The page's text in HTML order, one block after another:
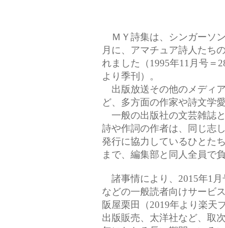
ＭＹ詩集は、シンガーソ
月に、アマチュア詩人たち
れました（1995年11月号＝
より季刊）。
出版放送その他のメディ
ど、多方面の作家や詩文学
一般の出版社の文芸雑誌
詩や作詞の作者は、同じ志
発行に協力しているひとた
まで、編集部と同人全員で
諸事情により、2015年1月
などの一般読者向けサービ
阪屋栗田（2019年より楽天
出版販売、太洋社など、取